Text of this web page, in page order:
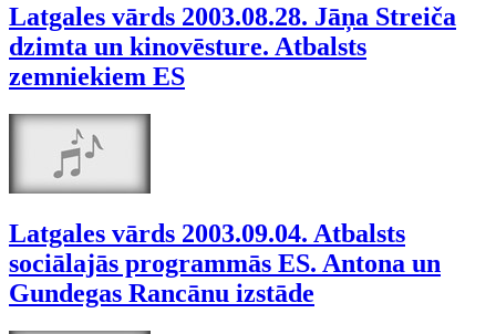
Latgales vārds 2003.08.28. Jāņa Streiča
dzimta un kinovēsture. Atbalsts
zemniekiem ES
Latgales vārds 2003.09.04. Atbalsts
sociālajās programmās ES. Antona un
Gundegas Rancānu izstāde